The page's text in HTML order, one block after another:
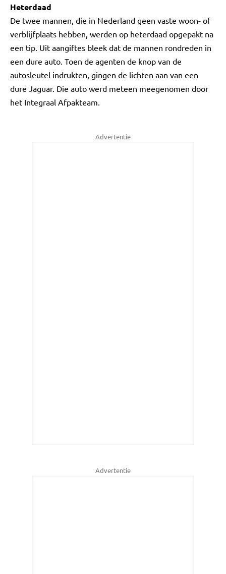
Heterdaad
De twee mannen, die in Nederland geen vaste woon- of
verblijfplaats hebben, werden op heterdaad opgepakt na
een tip. Uit aangiftes bleek dat de mannen rondreden in
een dure auto. Toen de agenten de knop van de
autosleutel indrukten, gingen de lichten aan van een
dure Jaguar. Die auto werd meteen meegenomen door
het Integraal Afpakteam.
Advertentie
Advertentie